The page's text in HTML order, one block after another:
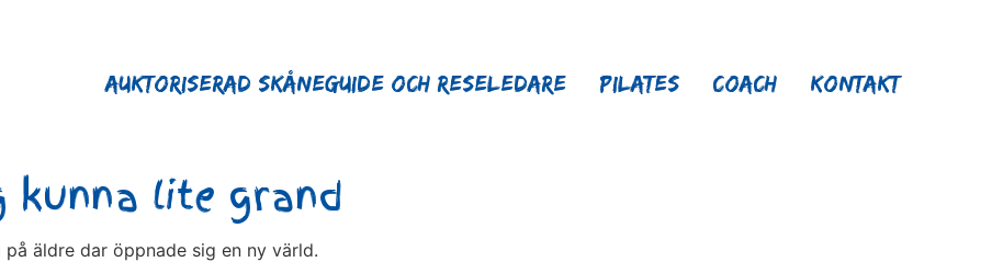
Auktoriserad Skåneguide och Reseledare Pilates Coach Kontakt
kunna lite grand
äldre dar öppnade sig en ny värld.